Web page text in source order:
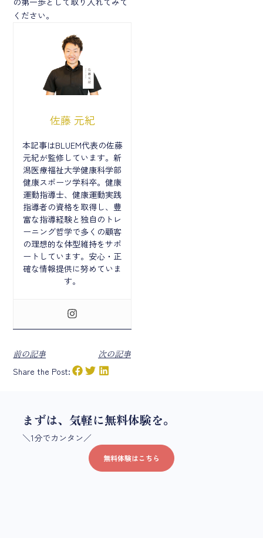
ください。
佐藤 元紀
本記事はBLUEM代表の佐藤
元紀が監修しています。新
潟医療福祉大学健康科学部
健康スポーツ学科卒。健康
運動指導士、健康運動実践
指導者の資格を取得し、豊
富な指導経験と独自のトレ
ーニング哲学で多くの顧客
の理想的な体型維持をサポ
ートしています。安心・正
確な情報提供に努めていま
す。
前の記事
次の記事
Share the Post:
まずは、気軽に無料体験を。
＼1分でカンタン／
無料体験はこちら